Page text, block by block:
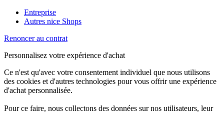
Entreprise
Autres nice Shops
Renoncer au contrat
Personnalisez votre expérience d'achat
Ce n'est qu'avec votre consentement individuel que nous utilisons
des cookies et d'autres technologies pour vous offrir une expérience
d'achat personnalisée.
Pour ce faire, nous collectons des données sur nos utilisateurs, leur